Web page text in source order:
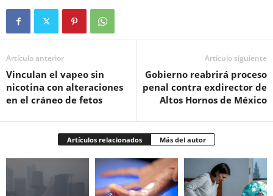
Artículo anterior
Vinculan el vapeo sin
nicotina con alteraciones
en el cráneo de fetos
Artículo siguiente
Gobierno reabrirá proceso
penal contra exdirector de
Altos Hornos de México
Artículos relacionados Más del autor